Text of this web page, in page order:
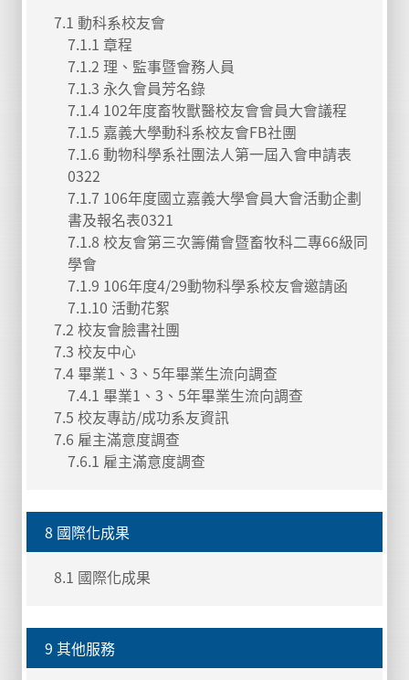
7.1 動科系校友會
7.1.1 章程
7.1.2 理、監事暨會務人員
7.1.3 永久會員芳名錄
7.1.4 102年度畜牧獸醫校友會會員大會議程
7.1.5 嘉義大學動科系校友會FB社團
7.1.6 動物科學系社團法人第一屆入會申請表
0322
7.1.7 106年度國立嘉義大學會員大會活動企劃
書及報名表0321
7.1.8 校友會第三次籌備會暨畜牧科二專66級同
學會
7.1.9 106年度4/29動物科學系校友會邀請函
7.1.10 活動花絮
7.2 校友會臉書社團
7.3 校友中心
7.4 畢業1、3、5年畢業生流向調查
7.4.1 畢業1、3、5年畢業生流向調查
7.5 校友專訪/成功系友資訊
7.6 雇主滿意度調查
7.6.1 雇主滿意度調查
8 國際化成果
8.1 國際化成果
9 其他服務